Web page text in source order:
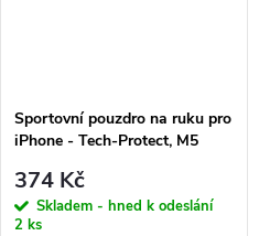
Sportovní pouzdro na ruku pro
iPhone - Tech-Protect, M5
374 Kč
Skladem - hned k odeslání
2 ks